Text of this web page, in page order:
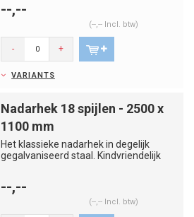
--,--
(--,-- Incl. btw)
- +
VARIANTS
Nadarhek 18 spijlen - 2500 x
1100 mm
Het klassieke nadarhek in degelijk
gegalvaniseerd staal. Kindvriendelijk
--,--
(--,-- Incl. btw)